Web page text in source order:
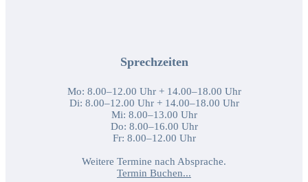
Sprechzeiten
Mo: 8.00–12.00 Uhr + 14.00–18.00 Uhr
Di: 8.00–12.00 Uhr + 14.00–18.00 Uhr
Mi: 8.00–13.00 Uhr
Do: 8.00–16.00 Uhr
Fr: 8.00–12.00 Uhr
Weitere Termine nach Absprache.
Termin Buchen...